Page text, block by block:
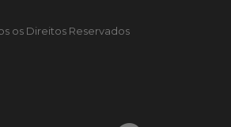
os Direitos Reservados